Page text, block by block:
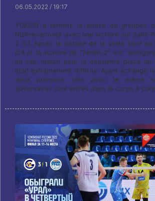
06.05.2022 / 19:17
YUKIOR a terminé la phase de groupes
Nizhnevartovsk avec une victoire sur Saint-
2 3:1. Après la défaite de la veille face au
0:3 et la victoire de "Zenith-2" sur
en fait, match pour la deuxième place du
était extrêmement difficile. Ayant échangé
deux premiers sets avec le même
adversaires sont entrés dans le corps à